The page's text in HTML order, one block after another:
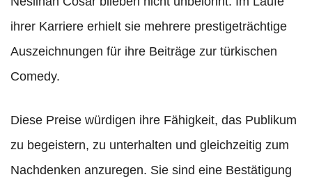
ihrer Karriere erhielt sie mehrere prestigeträchtige
Auszeichnungen für ihre Beiträge zur türkischen
Comedy.
Diese Preise würdigen ihre Fähigkeit, das Publikum
zu begeistern, zu unterhalten und gleichzeitig zum
Nachdenken anzuregen. Sie sind eine Bestätigung